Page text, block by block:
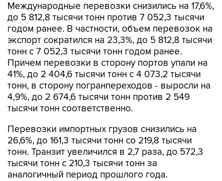
Международные перевозки снизились на 17,6%,
до 5 812,8 тысячи тонн против 7 052,3 тысячи
годом ранее. В частности, объем перевозок на
экспорт сократился на 23,3%, до 5 812,8 тысячи
тонн с 7 052,3 тысячи тонн годом ранее.
Причем перевозки в сторону портов упали на
41%, до 2 404,6 тысячи тонн с 4 073,2 тысячи
тонн, в сторону погранпереходов - выросли на
4,9%, до 2 674,6 тысячи тонн против 2 549
тысячи тонн соответственно.
Перевозки импортных грузов снизились на
26,6%, до 161,3 тысячи тонн со 219,8 тысячи
тонн. Транзит увеличился в 2,7 раза, до 572,3
тысячи тонн с 210,3 тысячи тонн за
аналогичный период прошлого года.